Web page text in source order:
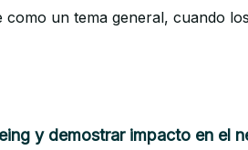
un tema general, cuando
y demostrar impacto en el